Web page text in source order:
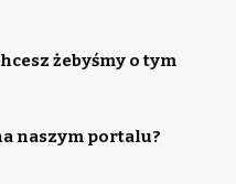
żebyśmy o tym
naszym portalu?